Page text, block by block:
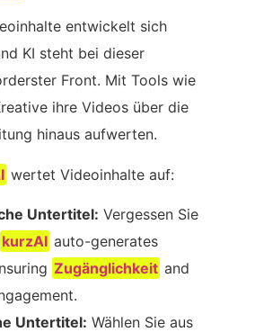
entwickelt sich
KI steht bei dieser
Front. Mit Tools wie
ihre Videos über die
hinaus aufwerten.
wertet Videoinhalte auf:
Untertitel: Vergessen Sie
kurzAI auto-generates
Zugänglichkeit and
Untertitel: Wählen Sie aus